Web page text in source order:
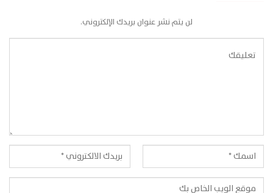
لن يتم نشر عنوان بريدك الإلكتروني.